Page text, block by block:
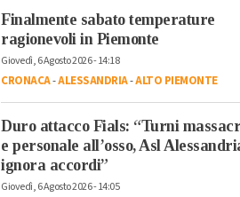
Lunedì, 16 Ottobre 2023 - 14:33
Politica
L’appello del Collegio
Costruttori Ance
“Riutilizzare le
infrastrutture
idrauliche antiche”
Politica
la
Finalmente sabato temperature
ragionevoli in Piemonte
Giovedì, 6 Agosto 2026 - 14:18
CRONACA-ALESSANDRIA-ALTO PIEMONTE
Duro attacco Fials: “Turni
e personale all’osso, Asl
ignora accordi”
Giovedì, 6 Agosto 2026 - 14:05